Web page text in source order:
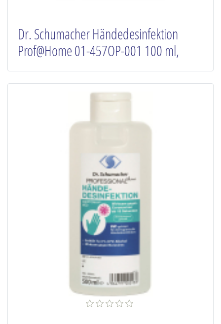
Dr. Schumacher Händedesinfektion
Prof@Home 01-457OP-001 100 ml,